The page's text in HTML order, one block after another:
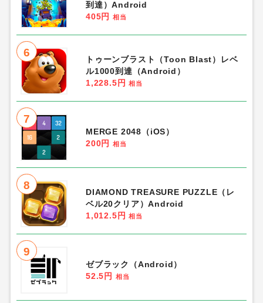
到達）Android
405円
相当
6
トゥーンブラスト（Toon Blast）レベ
ル1000到達（Android）
1,228.5円
相当
7
MERGE 2048（iOS）
200円
相当
8
DIAMOND TREASURE PUZZLE（レ
ベル20クリア）Android
1,012.5円
相当
9
ゼブラック（Android）
52.5円
相当